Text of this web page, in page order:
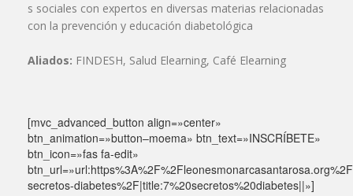
s sociales con expertos en diversas materias relacionadas
con la prevención y educación diabetológica
Aliados: FINDESH, Salud Elearning, Café Elearning
[mvc_advanced_button align=»center»
btn_animation=»button–moema» btn_text=»INSCRÍBETE»
btn_icon=»fas fa-edit»
secretos-diabetes%2F|title:7%20secretos%20diabetes||»]